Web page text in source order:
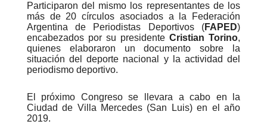
Participaron del mismo los representantes de los
más de 20 círculos asociados a la Federación
Argentina de Periodistas Deportivos (FAPED)
encabezados por su presidenteCristian Torino,
quienes elaboraron un documento sobre la
situación del deporte nacional y la actividad del
periodismo deportivo.
El próximo Congreso se llevara a cabo en la
Ciudad de Villa Mercedes (San Luis) en el año
2019.